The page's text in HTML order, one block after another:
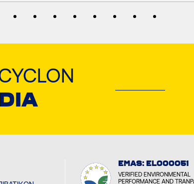
EMAS: EL000051
VERIFIED ENVIRONMENTAL
PERFORMANCE AND